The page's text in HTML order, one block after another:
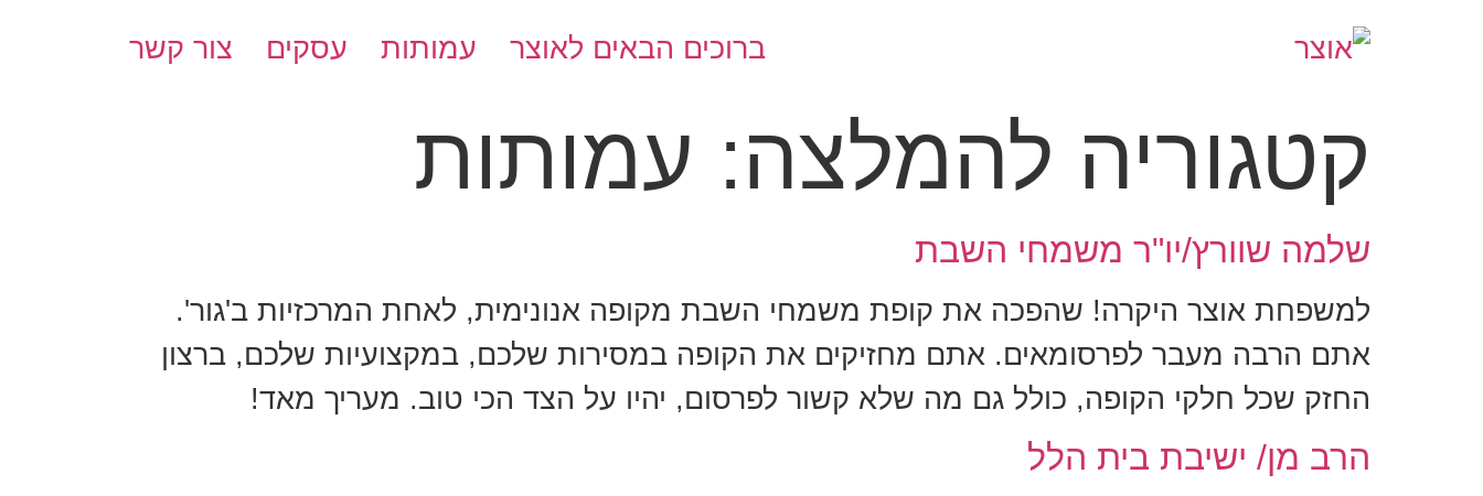
ברוכים הבאים לאוצר עמותות עסקים צור קשר
קטגוריה להמלצה: עמותות
שלמה שוורץ/יו"ר משמחי השבת
למשפחת אוצר היקרה! שהפכה את קופת משמחי השבת מקופה אנונימית, לאחת המרכזיות ב'גור'.
אתם הרבה מעבר לפרסומאים. אתם מחזיקים את הקופה במסירות שלכם, במקצועיות שלכם, ברצון
החזק שכל חלקי הקופה, כולל גם מה שלא קשור לפרסום, יהיו על הצד הכי טוב. מעריך מאד!
הרב מן/ ישיבת בית הלל